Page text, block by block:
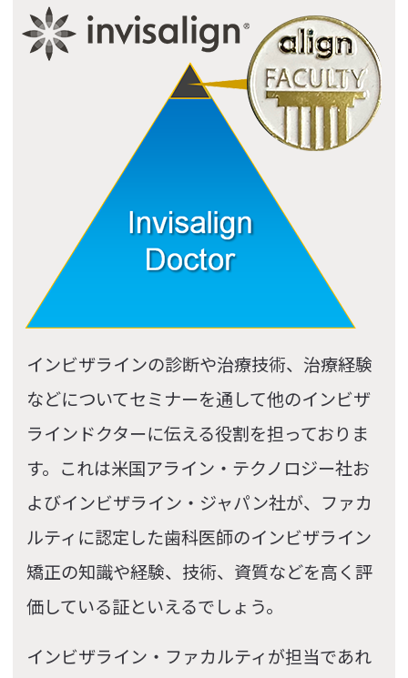
インビザラインの診断や治療技術、治療経験
などについてセミナーを通して他のインビザ
ラインドクターに伝える役割を担っておりま
す。これは米国アライン・テクノロジー社お
よびインビザライン・ジャパン社が、ファカ
ルティに認定した歯科医師のインビザライン
矯正の知識や経験、技術、資質などを高く評
価している証といえるでしょう。
インビザライン・ファカルティが担当であれ